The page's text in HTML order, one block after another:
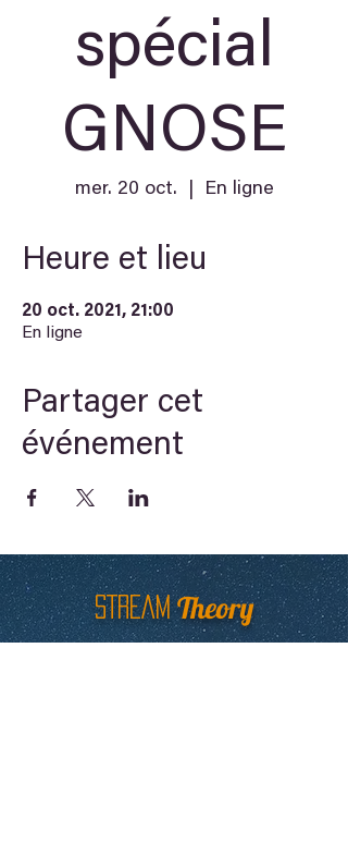
spécial
GNOSE
mer. 20 oct. En ligne
Heure et lieu
20 oct. 2021, 21:00
En ligne
Partager cet
événement
STREAM Theory